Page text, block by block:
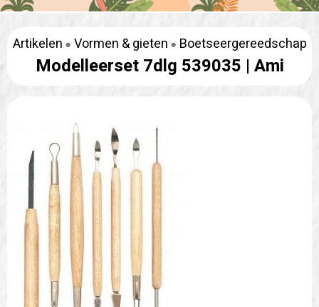
Artikelen Vormen & gieten Boetseergereedschap
Modelleerset 7dlg 539035 | Ami